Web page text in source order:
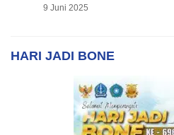
9 Juni 2025
HARI JADI BONE